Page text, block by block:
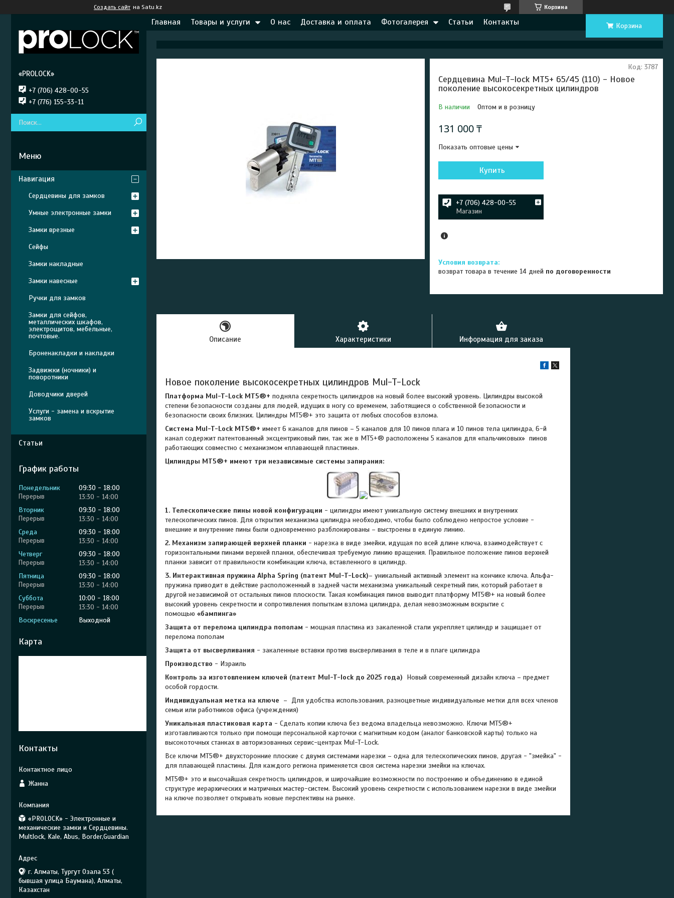
Создать сайт на Satu.kz Корзина
Главная Товары и услуги О нас Доставка и оплата Фотогалерея Статьи Контакты Корзина
Сердцевина Mul-T-lock MT5+ 65/45 (110) - Новое
поколение высокосекретных цилиндров
В наличии Оптом и в розницу
Код: 3787
131 000 ₸
Показать оптовые цены
Купить
+7 (706) 428-00-55
Магазин
возврат товара в течение 14 дней по договоренности
Описание Характеристики Информация для заказа
Новое поколение высокосекретных цилиндров Mul-T-Lock
Платформа Mul-T-Lock MT5®+ подняла секретность цилиндров на новый более высокий уровень. Цилиндры высокой
степени безопасности созданы для людей, идущих в ногу со временем, заботящиеся о собственной безопасности и
безопасности своих близких. Цилиндры МТ5®+ это защита от любых способов взлома.
Система Mul-T-Lock MT5®+ имеет 6 каналов для пинов – 5 каналов для 10 пинов плага и 10 пинов тела цилиндра, 6-й
канал содержит патентованный эксцентриковый пин, так же в MT5+® расположены 5 каналов для «пальчиковых» пинов
работающих совместно с механизмом «плавающей пластины».
Цилиндры MT5®+ имеют три независимые системы запирания:
1. Телескопические пины новой конфигурации - цилиндры имеют уникальную систему внешних и внутренних
телескопических пинов. Для открытия механизма цилиндра необходимо, чтобы было соблюдено непростое условие -
внешние и внутренние пины были одновременно разблокированы – выстроены в единую линию.
2. Механизм запирающей верхней планки - нарезка в виде змейки, идущая по всей длине ключа, взаимодействует с
горизонтальными пинами верхней планки, обеспечивая требуемую линию вращения. Правильное положение пинов верхней
планки зависит от правильности комбинации ключа, вставленного в цилиндр.
3. Интерактивная пружина Alpha Spring (патент Mul-T-Lock)– уникальный активный элемент на кончике ключа. Альфа-
пружина приводит в действие расположенный в задней части механизма уникальный секретный пин, который работает в
другой независимой от остальных пинов плоскости. Такая комбинация пинов выводит платформу MT5®+ на новый более
высокий уровень секретности и сопротивления попыткам взлома цилиндра, делая невозможным вскрытие с
помощью «бампинга»
Защита от перелома цилиндра пополам - мощная пластина из закаленной стали укрепляет цилиндр и защищает от
перелома пополам
Защита от высверливания - закаленные вставки против высверливания в теле и в плаге цилиндра
Производство - Израиль
Контроль за изготовлением ключей (патент Mul-T-lock до 2025 года) Новый современный дизайн ключа – предмет
особой гордости.
Индивидуальная метка на ключе – Для удобства использования, разноцветные индивидуальные метки для всех членов
семьи или работников офиса (учреждения)
Уникальная пластиковая карта - Сделать копии ключа без ведома владельца невозможно. Ключи МТ5®+
изготавливаются только при помощи персональной карточки с магнитным кодом (аналог банковской карты) только на
высокоточных станках в авторизованных сервис-центрах Mul-T-Lock.
Все ключи MT5®+ двухсторонние плоские с двумя системами нарезки – одна для телескопических пинов, другая - "змейка" -
для плавающей пластины. Для каждого региона применяется своя система нарезки змейки на ключах.
MT5®+ это и высочайшая секретность цилиндров, и широчайшие возможности по построению и объединению в единой
структуре иерархических и матричных мастер-систем. Высокий уровень секретности с использованием нарезки в виде змейки
на ключе позволяет открывать новые перспективы на рынке.
«PROLOCK»
+7 (706) 428-00-55
+7 (776) 155-33-11
Навигация
Сердцевины для замков
Умные электронные замки
Замки врезные
Сейфы
Замки накладные
Замки навесные
Ручки для замков
Замки для сейфов,
металлических шкафов,
электрощитов, мебельные,
почтовые.
Броненакладки и накладки
Задвижки (ночники) и
поворотники
Доводчики дверей
Услуги - замена и вскрытие
замков
Статьи
График работы
Понедельник 09:30
18:00
13:30
14:00
Вторник
09:30
18:00
13:30
14:00
Среда
09:30
18:00
13:30
14:00
Четверг
09:30
18:00
13:30
14:00
Пятница
09:30
18:00
13:30
14:00
Суббота
10:00
18:00
13:30
14:00
Воскресенье
Выходной
Карта
Контакты
Жанна
«PROLOCK» - Электронные и
механические замки и Сердцевины.
Multlock, Kale, Abus, Border,Guardian
г. Алматы, Тургут Озала 53 (
бывшая улица Баумана), Алматы,
Казахстан